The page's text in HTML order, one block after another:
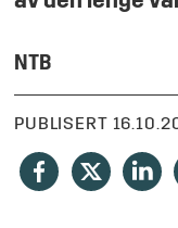
NTB
PUBLISERT